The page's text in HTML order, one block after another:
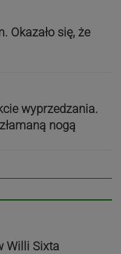
Okazało się, że
wyprzedzania.
nogą
Willi Sixta